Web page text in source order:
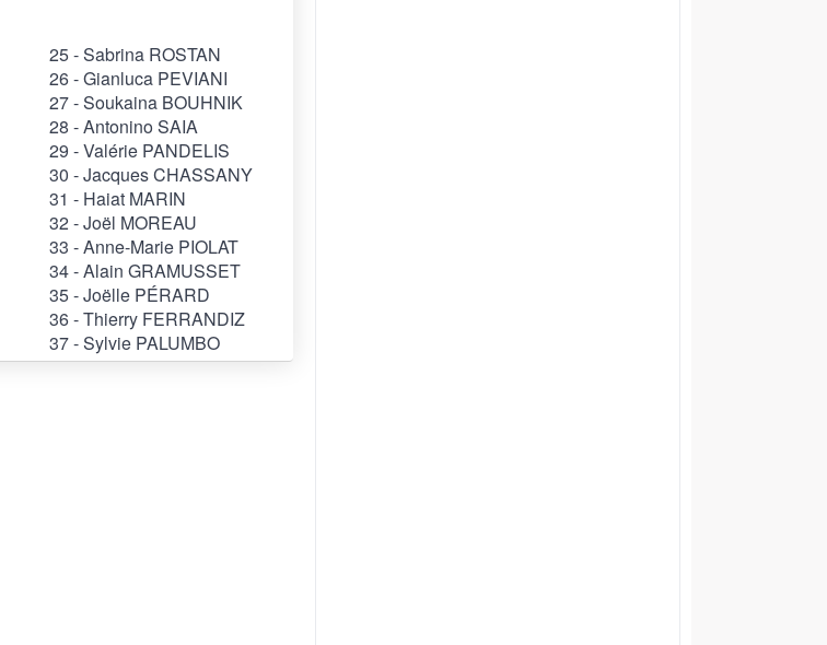
25 - Sabrina ROSTAN
26 - Gianluca PEVIANI
27 - Soukaina BOUHNIK
28 - Antonino SAIA
29 - Valérie PANDELIS
30 - Jacques CHASSANY
31 - Haiat MARIN
32 - Joël MOREAU
33 - Anne-Marie PIOLAT
34 - Alain GRAMUSSET
35 - Joëlle PÉRARD
36 - Thierry FERRANDIZ
37 - Sylvie PALUMBO